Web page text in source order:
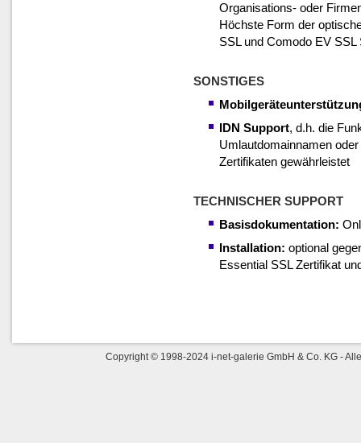
Organisations- oder
Höchste Form der
SSL und Comodo EV
SONSTIGES
IDN Support, d.h. die
Umlautdomainnamen
Zertifikaten gewährleistet
TECHNISCHER SUPPORT
Basisdokumentation:
Installation: optional
Essential SSL Zertifikat
Copyright © 1998-2024 i-net-galerie GmbH & Co. KG -